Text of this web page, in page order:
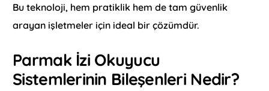
Bu teknoloji, hem pratiklik hem de tam güvenlik
arayan işletmeler için ideal bir çözümdür.
Parmak İzi Okuyucu
Sistemlerinin Bileşenleri Nedir?